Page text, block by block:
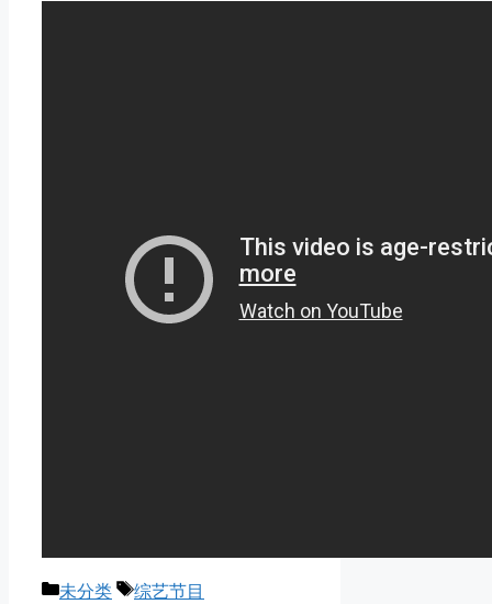
Categories
未分类 Tags
综艺节目